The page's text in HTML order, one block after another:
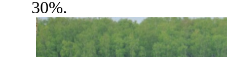
30%.